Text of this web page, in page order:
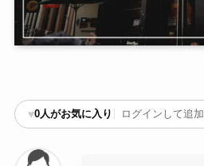
♥0人がお気に入り ログインして追加